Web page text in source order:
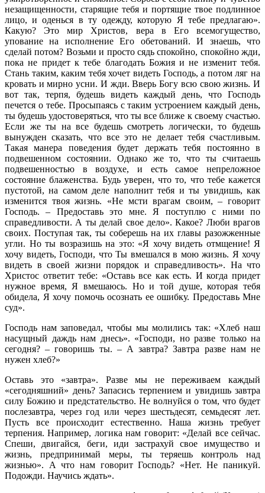
незащищенности, старящие тебя и портящие твое подлинное
лицо, и оденься в ту одежду, которую Я тебе предлагаю».
Какую? Это мир Христов, вера в Его всемогущество,
упование на исполнение Его обетований. И знаешь, что
сделай потом? Возьми и просто сядь спокойно, спокойно жди,
пока не придет к тебе благодать Божия и не изменит тебя.
Стань таким, каким тебя хочет видеть Господь, а потом ляг на
кровать и мирно усни. И жди. Вверь Богу всю свою жизнь. И
вот так, терпя, будешь видеть каждый день, что Господь
печется о тебе. Просыпаясь с таким устроением каждый день,
ты будешь удостоверяться, что ты все ближе к своему счастью.
Если же ты на все будешь смотреть логически, то будешь
вынужден сказать, что все это не делает тебя счастливым.
Такая манера поведения будет держать тебя постоянно в
подвешенном состоянии. Однако же то, что ты считаешь
подвешенностью в воздухе, и есть самое непреложное
состояние блаженства. Будь уверен, что то, что тебе кажется
пустотой, на самом деле наполнит тебя и ты увидишь, как
изменится твоя жизнь. «Не мсти врагам своим, – говорит
Господь. – Предоставь это мне. Я поступлю с ними по
справедливости. А ты делай свое дело». Какое? Люби врагов
своих. Поступая так, ты соберешь на их главы разожженные
угли. Но ты возразишь на это: «Я хочу видеть отмщение! Я
хочу видеть, Господи, что Ты вмешался в мою жизнь. Я хочу
видеть в своей жизни порядок и справедливость». На что
Христос ответит тебе: «Оставь все как есть. И когда придет
нужное время, Я вмешаюсь. Но и той душе, которая тебя
обидела, Я хочу помочь осознать ее ошибку. Предоставь Мне
суд».
Господь нам заповедал, чтобы мы молились так: «Хлеб наш
насущный даждь нам днесь». «Господи, но разве только на
сегодня? – говоришь ты. – А завтра? Завтра разве нам не
нужен хлеб?»
Оставь это «завтра». Разве мы не переживаем каждый
«сегодняшний» день? Запасись терпением и увидишь завтра
силу Божию и предстательство. Не волнуйся о том, что будет
послезавтра, через год или через шестьдесят, семьдесят лет.
Пусть все происходит естественно. Наша жизнь требует
терпения. Например, логика нам говорит: «Делай все сейчас.
Спеши, двигайся, беги, иди застрахуй свое имущество и
жизнь, предпринимай меры, ты теряешь контроль над
жизнью». А что нам говорит Господь? «Нет. Не паникуй.
Подожди. Научись ждать».